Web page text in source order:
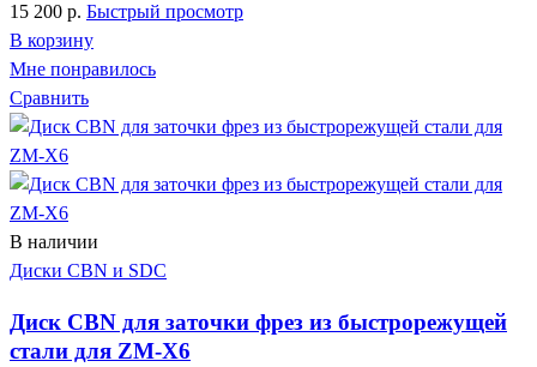
15 200 р. Быстрый просмотр
В корзину
Мне понравилось
Сравнить
В наличии
Диски CBN и SDC
Диск CBN для заточки фрез из быстрорежущей
стали для ZM-X6